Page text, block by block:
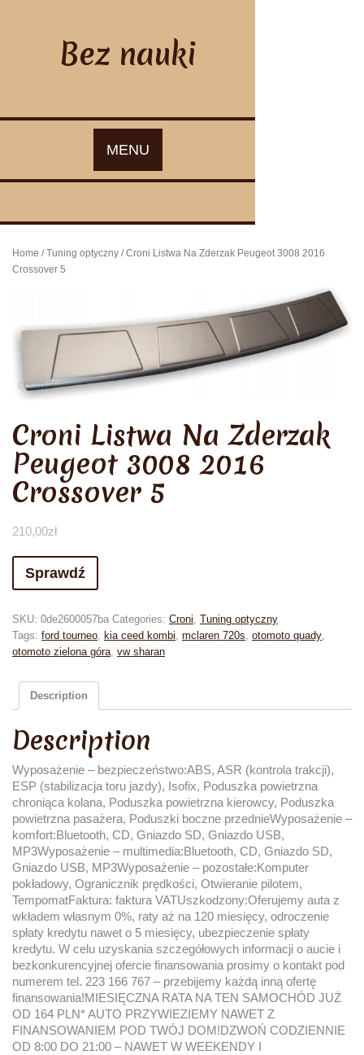
Bez nauki
MENU
Home /Tuning optyczny / Croni Listwa Na Zderzak Peugeot 3008 2016
Crossover 5
Croni Listwa Na Zderzak
Peugeot 3008 2016
Crossover 5
210,00zł
Sprawdź
SKU: 0de2600057ba Categories: Croni, Tuning optyczny
Tags: ford tourneo, kia ceed kombi, mclaren 720s, otomoto quady,
otomoto zielona góra, vw sharan
Description
Description
Wyposażenie – bezpieczeństwo:ABS, ASR (kontrola trakcji),
ESP (stabilizacja toru jazdy), Isofix, Poduszka powietrzna
chroniąca kolana, Poduszka powietrzna kierowcy, Poduszka
powietrzna pasażera, Poduszki boczne przednieWyposażenie –
komfort:Bluetooth, CD, Gniazdo SD, Gniazdo USB,
MP3Wyposażenie – multimedia:Bluetooth, CD, Gniazdo SD,
Gniazdo USB, MP3Wyposażenie – pozostałe:Komputer
pokładowy, Ogranicznik prędkości, Otwieranie pilotem,
TempomatFaktura: faktura VATUszkodzony:Oferujemy auta z
wkładem własnym 0%, raty aż na 120 miesięcy, odroczenie
spłaty kredytu nawet o 5 miesięcy, ubezpieczenie spłaty
kredytu. W celu uzyskania szczegółowych informacji o aucie i
bezkonkurencyjnej ofercie finansowania prosimy o kontakt pod
numerem tel. 223 166 767 – przebijemy każdą inną ofertę
finansowania!MIESIĘCZNA RATA NA TEN SAMOCHÓD JUŻ
OD 164 PLN* AUTO PRZYWIEZIEMY NAWET Z
FINANSOWANIEM POD TWÓJ DOM!DZWOŃ CODZIENNIE
OD 8:00 DO 21:00 – NAWET W WEEKENDY I